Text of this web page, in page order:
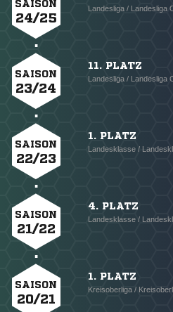
SAISON
24/25
Landesliga / Landesliga
SAISON
23/24
11. PLATZ
Landesliga / Landesliga
SAISON
22/23
1. PLATZ
Landesklasse /
SAISON
21/22
4. PLATZ
Landesklasse /
SAISON
20/21
1. PLATZ
Kreisoberliga /